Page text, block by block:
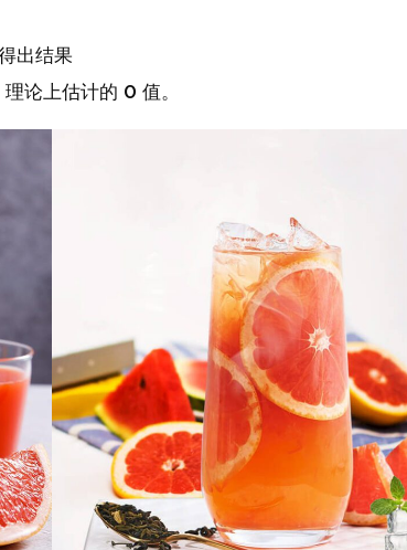
出结果
论上估计的 0 值。